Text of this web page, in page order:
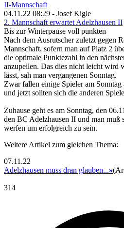
II-Mannschaft
04.11.22 08:29 - Josef Kigle
2. Mannschaft erwartet Adelzhausen II
Bis zur Winterpause voll punkten
Nach dem Ausrutscher zuletzt gegen
Mannschaft, sofern man auf Platz 2
die optimale Punktezahl in den
anzupeilen. Das dies nicht leicht wird
lässt, sah man vergangenen Sonntag.
Zwar fallen einige Spieler am
und jetzt sollten sich die anderen
Zuhause geht es am Sonntag, den
den BC Adelzhausen II und man muß
werfen um erfolgreich zu sein.
Weitere Artikel zum gleichen Thema:
07.11.22
Adelzhausen muss dran glauben...»
314